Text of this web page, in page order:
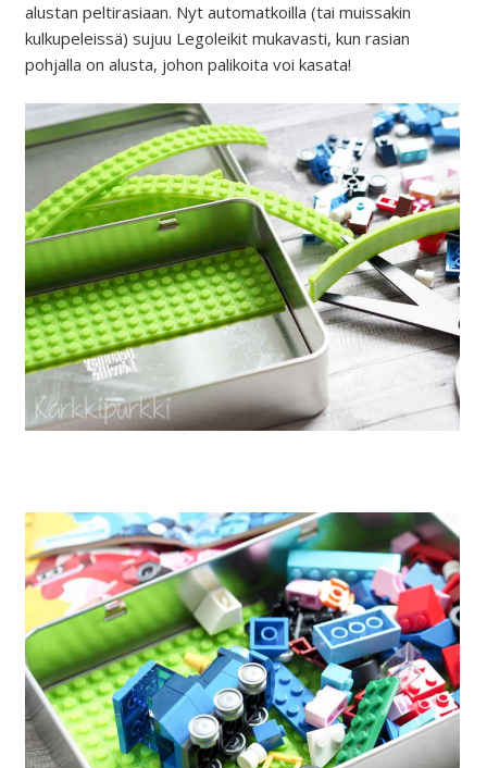
alustan peltirasiaan. Nyt automatkoilla (tai muissakin
kulkupeleissä) sujuu Legoleikit mukavasti, kun rasian
pohjalla on alusta, johon palikoita voi kasata!